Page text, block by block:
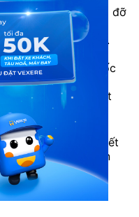
tình, sẵn sàng giúp đỡ
tài xế lái xe an
nhồi nhét khách.
liên hệ đặt vé
tài xế vẫn chạy tốc
hoặc nghỉ ngơi
đi. Giải đáp nhiệt
đông nên thường hết
cao điểm. Bạn
hoặc đặt vé trực